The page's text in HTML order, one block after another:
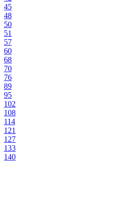
45
48
50
51
57
60
68
70
76
89
95
102
108
114
121
127
133
140